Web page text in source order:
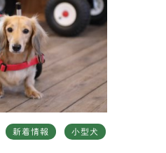
新着情報
小型犬